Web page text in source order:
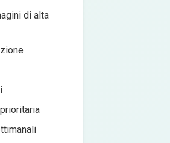
di alta